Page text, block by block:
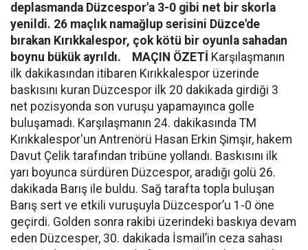
deplasmanda Düzcespor'a 3-0 gibi net bir skorla
yenildi. 26 maçlık namağlup serisini Düzce'de
bırakan Kırıkkalespor, çok kötü bir oyunla sahadan
boynu bükük ayrıldı.
MAÇIN ÖZETİ Karşılaşmanın
ilk dakikasından itibaren Kırıkkalespor üzerinde
baskısını kuran Düzcespor ilk 20 dakikada girdiği 3
net pozisyonda son vuruşu yapamayınca golle
buluşamadı. Karşılaşmanın 24. dakikasında TM
Kırıkkalespor'un Antrenörü Hasan Erkin Şimşir, hakem
Davut Çelik tarafından tribüne yollandı. Baskısını ilk
yarı boyunca sürdüren Düzcespor, aradığı golü 26.
dakikada Barış ile buldu. Sağ tarafta topla buluşan
Barış sert ve etkili vuruşuyla Düzcespor’u 1-0 öne
geçirdi. Golden sonra rakibi üzerindeki baskıya devam
eden Düzcesper, 30. dakikada İsmail’in ceza sahası